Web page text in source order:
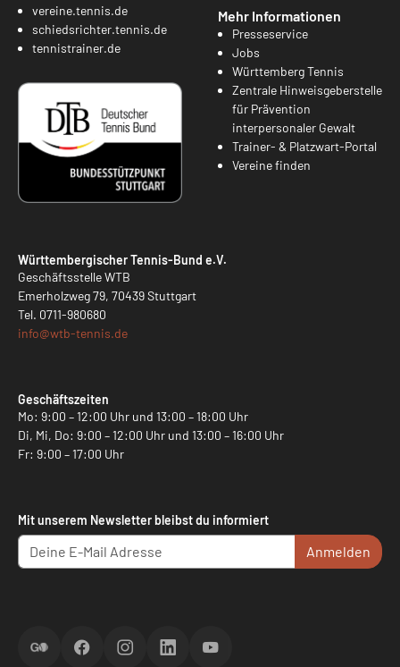
vereine.tennis.de
schiedsrichter.tennis.de
tennistrainer.de
Mehr Informationen
Presseservice
Jobs
Württemberg Tennis
Zentrale Hinweisgeberstelle
für Prävention
interpersonaler Gewalt
Trainer- & Platzwart-Portal
Vereine finden
Württembergischer Tennis-Bund e.V.
Geschäftsstelle WTB
Emerholzweg 79, 70439 Stuttgart
Tel. 0711-980680
info@wtb-tennis.de
Geschäftszeiten
Mo: 9:00 – 12:00 Uhr und 13:00 – 18:00 Uhr
Di, Mi, Do: 9:00 – 12:00 Uhr und 13:00 – 16:00 Uhr
Fr: 9:00 – 17:00 Uhr
Mit unserem Newsletter bleibst du informiert
Anmelden
ScoreGOFacebookInstagramLinkedInYouTube